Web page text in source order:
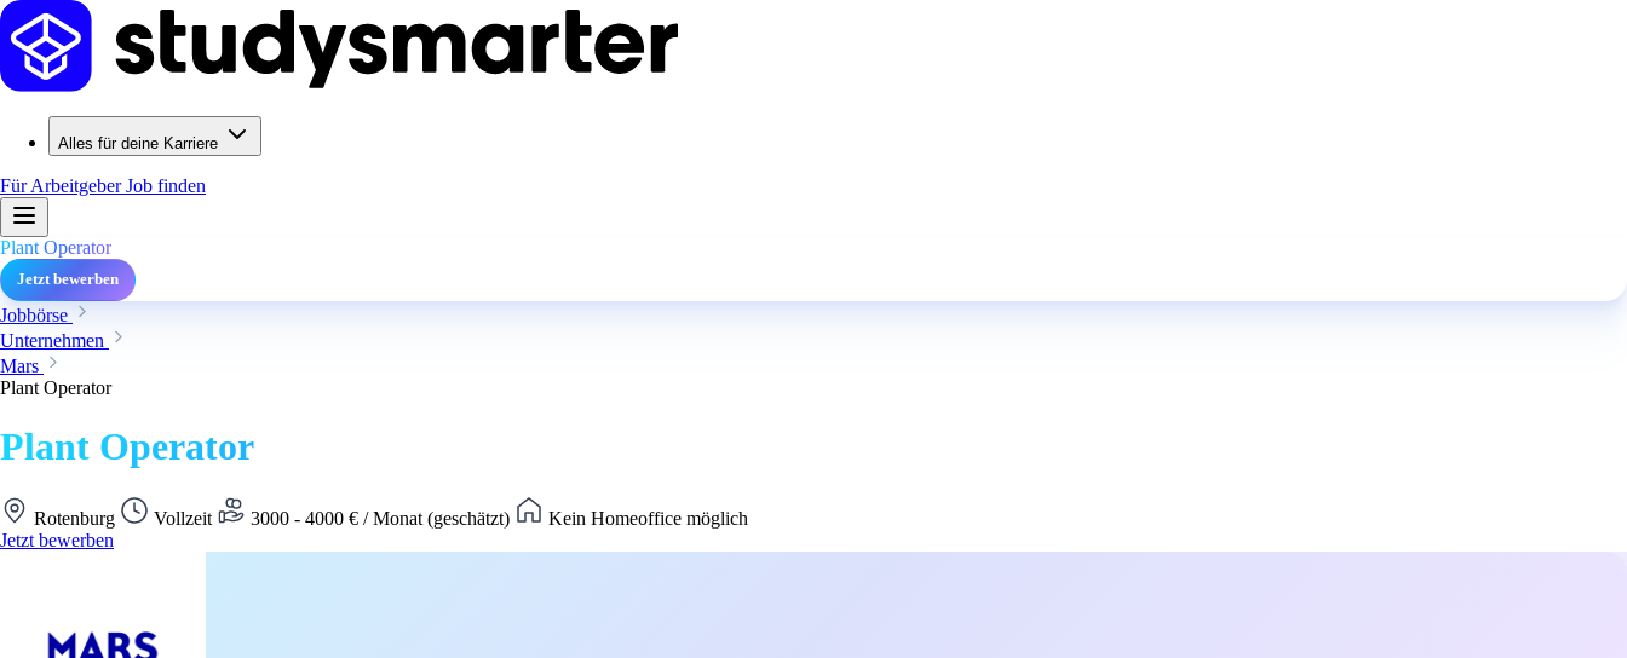
Alles für deine Karriere
Für ArbeitgeberJob finden
Plant Operator
Jetzt bewerben
Jobbörse
Unternehmen
Mars
Plant Operator
Plant Operator
Rotenburg Vollzeit 3000 - 4000 € / Monat (geschätzt)
Kein Homeoffice möglich
Jetzt bewerben